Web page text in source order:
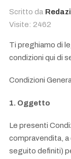
Scritto da
Visite: 2462
Ti preghiamo di
condizioni qui di
Condizioni
1. Oggetto
Le presenti
compravendita, a
seguito definiti)